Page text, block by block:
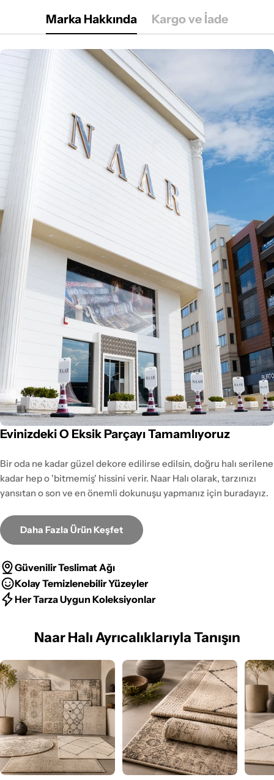
Marka Hakkında Kargo ve İade
Evinizdeki O Eksik Parçayı Tamamlıyoruz
Bir oda ne kadar güzel dekore edilirse edilsin, doğru halı serilene
kadar hep o 'bitmemiş' hissini verir. Naar Halı olarak, tarzınızı
yansıtan o son ve en önemli dokunuşu yapmanız için buradayız.
Daha Fazla Ürün Keşfet
Güvenilir Teslimat Ağı
Kolay Temizlenebilir Yüzeyler
Her Tarza Uygun Koleksiyonlar
Naar Halı Ayrıcalıklarıyla Tanışın